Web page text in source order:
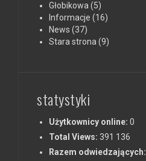
Głobikowa(5)
Informacje (16)
News (37)
Stara strona(9)
statystyki
Użytkownicy online: 0
Total Views: 391 136
Razem odwiedzających: